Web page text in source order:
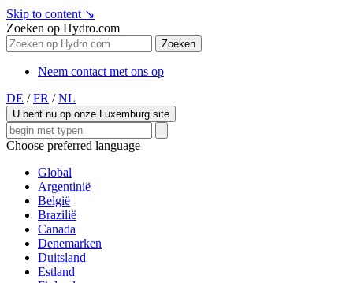
Skip to content ↘
Zoeken op Hydro.com
Zoeken
Neem contact met ons op
DE / FR / NL
U bent nu op onze Luxemburg site
Choose preferred language
Global
Argentinië
België
Brazilië
Canada
Denemarken
Duitsland
Estland